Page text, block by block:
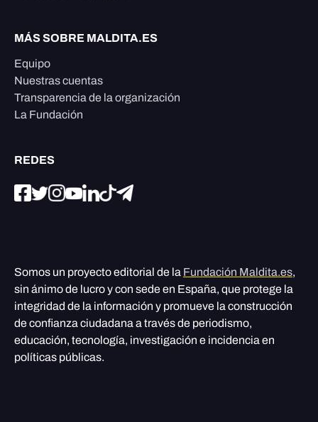
MÁS SOBRE MALDITA.ES
Equipo
Nuestras cuentas
Transparencia de la organización
La Fundación
REDES
Somos un proyecto editorial de la Fundación Maldita.es,
sin ánimo de lucro y con sede en España, que protege la
integridad de la información y promueve la construcción
de confianza ciudadana a través de periodismo,
educación, tecnología, investigación e incidencia en
políticas públicas.